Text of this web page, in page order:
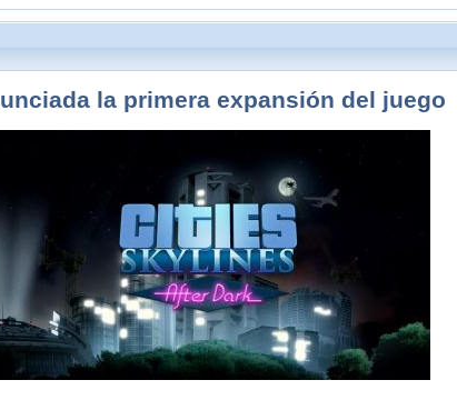
la primera expansión del juego